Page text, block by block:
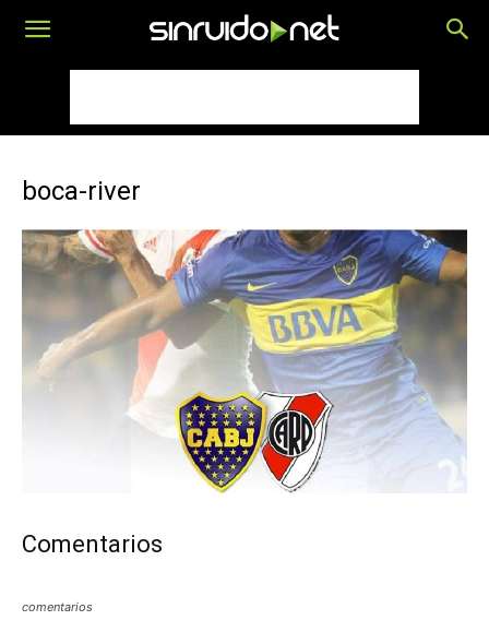
boca-river
Comentarios
comentarios